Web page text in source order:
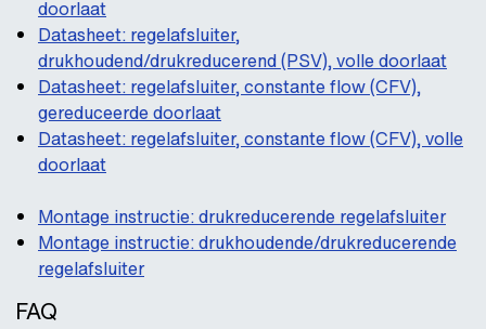
doorlaat
Datasheet: regelafsluiter,
drukhoudend/drukreducerend (PSV), volle doorlaat
Datasheet: regelafsluiter, constante flow (CFV),
gereduceerde doorlaat
Datasheet: regelafsluiter, constante flow (CFV), volle
doorlaat
Montage instructie: drukreducerende regelafsluiter
Montage instructie: drukhoudende/drukreducerende
regelafsluiter
FAQ